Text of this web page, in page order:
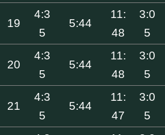
19
4:3
5
5:44
11:
48
3:0
5
20
4:3
5
5:44
11:
48
3:0
5
21
4:3
5
5:44
11:
47
3:0
5